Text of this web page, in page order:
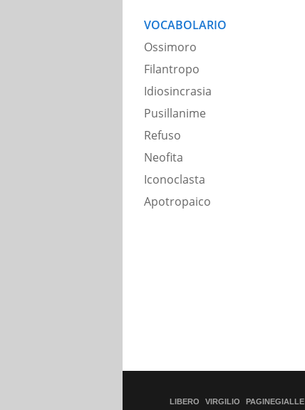
VOCABOLARIO
Ossimoro
Filantropo
Idiosincrasia
Pusillanime
Refuso
Neofita
Iconoclasta
Apotropaico
LIBERO VIRGILIO PAGINEGIALLE